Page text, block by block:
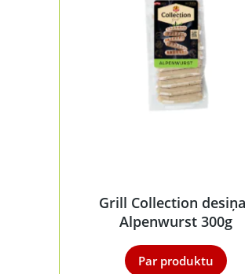
Grill Collection
Alpenwurst 300g
Par produktu